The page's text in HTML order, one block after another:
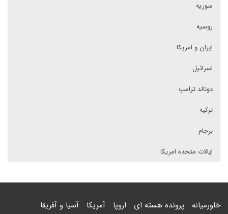
سوریه
روسیه
ایران و امریکا
اسرائیل
دونالد ترامپ
ترکیه
برجام
ایالات متحده امریکا
خاورمیانه پرونده هسته ای اروپا آمریکا آسیا و آفریقا